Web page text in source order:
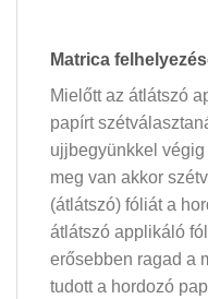
Matrica
Mielőtt az átlátszó
papírt
ujjbegyünkkel
meg van akkor
(átlátszó) fóliát a
átlátszó applikáló
erősebben ragad a
tudott a hordozó